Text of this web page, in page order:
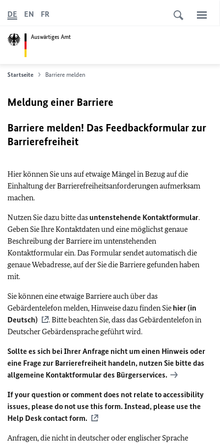
Auswärtiges Amt
DE EN FR
Startseite Barriere melden
Meldung einer Barriere
Barriere melden! Das Feedbackformular zur
Barrierefreiheit
Hier können Sie uns auf etwaige Mängel in Bezug auf die
Einhaltung der Barrierefreiheitsanforderungen aufmerksam
machen.
Nutzen Sie dazu bitte das untenstehende Kontaktformular.
Geben Sie Ihre Kontaktdaten und eine möglichst genaue
Beschreibung der Barriere im untenstehenden
Kontaktformular ein. Das Formular sendet automatisch die
genaue Webadresse, auf der Sie die Barriere gefunden haben
mit.
Sie können eine etwaige Barriere auch über das
Gebärdentelefon melden, Hinweise dazu finden Sie hier (in
Deutsch)
. Bitte beachten Sie, dass das Gebärdentelefon in
Deutscher Gebärdensprache geführt wird.
Sollte es sich bei Ihrer Anfrage nicht um einen Hinweis oder
eine Frage zur Barrierefreiheit handeln, nutzen Sie bitte das
allgemeine Kontaktformular des Bürgerservices.
If your question or comment does not relate to accessibility
issues, please do not use this form. Instead, please use the
Help Desk contact form.
Anfragen, die nicht in deutscher oder englischer Sprache